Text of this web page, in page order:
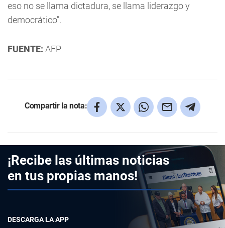
eso no se llama dictadura, se llama liderazgo y
democrático".
FUENTE: AFP
Compartir la nota:
¡Recibe las últimas noticias
en tus propias manos!
DESCARGA LA APP